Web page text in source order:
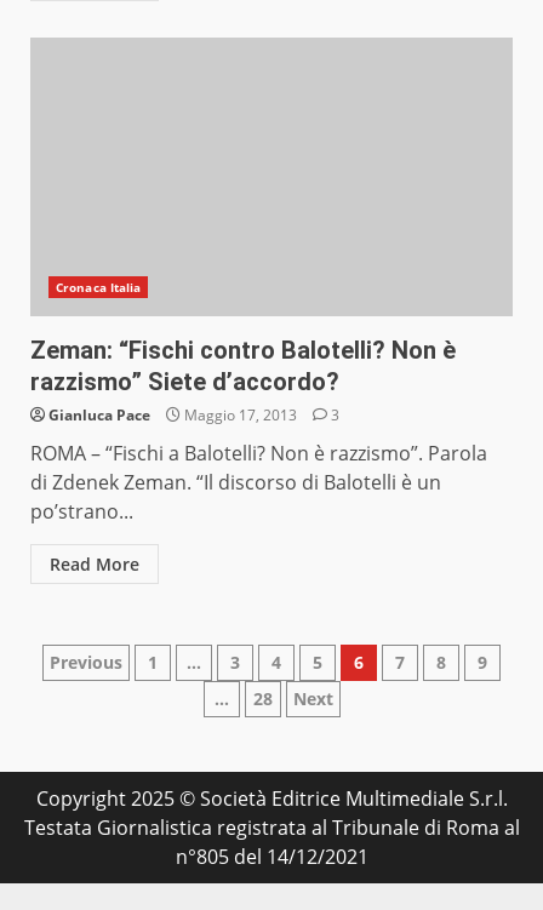
Cronaca Italia
Zeman: “Fischi contro Balotelli? Non è
razzismo” Siete d’accordo?
Gianluca Pace Maggio 17, 2013 3
ROMA – “Fischi a Balotelli? Non è razzismo”. Parola
di Zdenek Zeman. “Il discorso di Balotelli è un
po’strano...
Read More
Paginazione
articoli
Previous 1 … 3 4 5 6 7 8
9
…
28 Next
Copyright 2025 © Società Editrice Multimediale S.r.l.
Testata Giornalistica registrata al Tribunale di Roma al
n°805 del 14/12/2021